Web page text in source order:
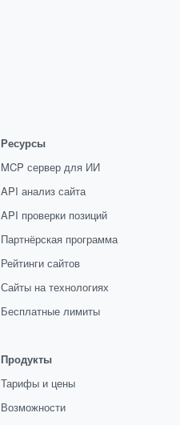
Ресурсы
MCP сервер для ИИ
API анализ сайта
API проверки позиций
Партнёрская программа
Рейтинги сайтов
Сайты на технологиях
Бесплатные лимиты
Продукты
Тарифы и цены
Возможности